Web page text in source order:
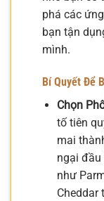
phá các
bạn tận
mình.
Bí Quyết Để
Chọn
tố tiên
mai
ngại đầu
như
Cheddar